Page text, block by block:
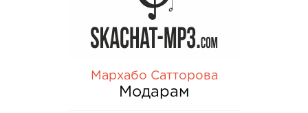
Мархабо Сатторова
Модарам